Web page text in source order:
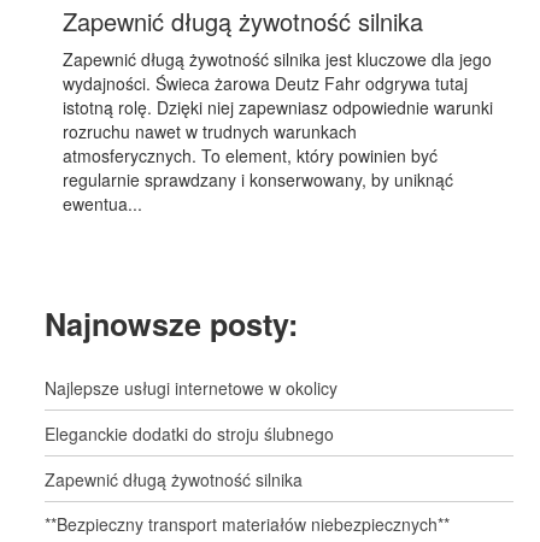
Zapewnić długą żywotność silnika
Zapewnić długą żywotność silnika jest kluczowe dla jego
wydajności. Świeca żarowa Deutz Fahr odgrywa tutaj
istotną rolę. Dzięki niej zapewniasz odpowiednie warunki
rozruchu nawet w trudnych warunkach
atmosferycznych. To element, który powinien być
regularnie sprawdzany i konserwowany, by uniknąć
ewentua...
Najnowsze posty:
Najlepsze usługi internetowe w okolicy
Eleganckie dodatki do stroju ślubnego
Zapewnić długą żywotność silnika
**Bezpieczny transport materiałów niebezpiecznych**